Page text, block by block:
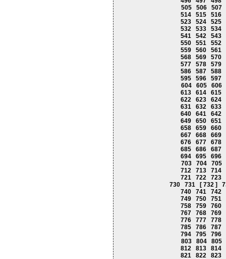
505
506
507
514
515
516
523
524
525
532
533
534
541
542
543
550
551
552
559
560
561
568
569
570
577
578
579
586
587
588
595
596
597
604
605
606
613
614
615
622
623
624
631
632
633
640
641
642
649
650
651
658
659
660
667
668
669
676
677
678
685
686
687
694
695
696
703
704
705
712
713
714
721
722
723
730
731 [ 732 ]
740
741
742
749
750
751
758
759
760
767
768
769
776
777
778
785
786
787
794
795
796
803
804
805
812
813
814
821
822
823